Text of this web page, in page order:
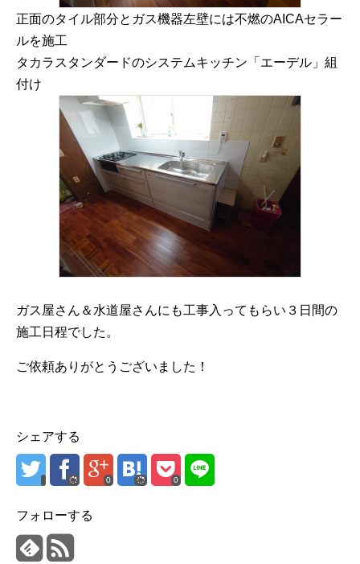
正面のタイル部分とガス機器左壁には不燃のAICAセラー
ルを施工
タカラスタンダードのシステムキッチン「エーデル」組
付け
ガス屋さん＆水道屋さんにも工事入ってもらい３日間の
施工日程でした。
ご依頼ありがとうございました！
シェアする
0 0
フォローする